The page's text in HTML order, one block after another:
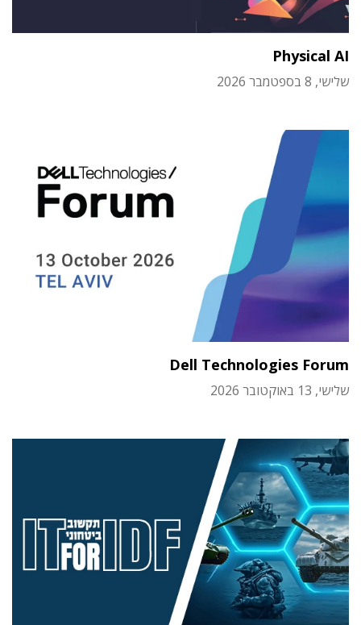
Physical AI
שלישי, 8 בספטמבר 2026
Dell Technologies Forum
שלישי, 13 באוקטובר 2026